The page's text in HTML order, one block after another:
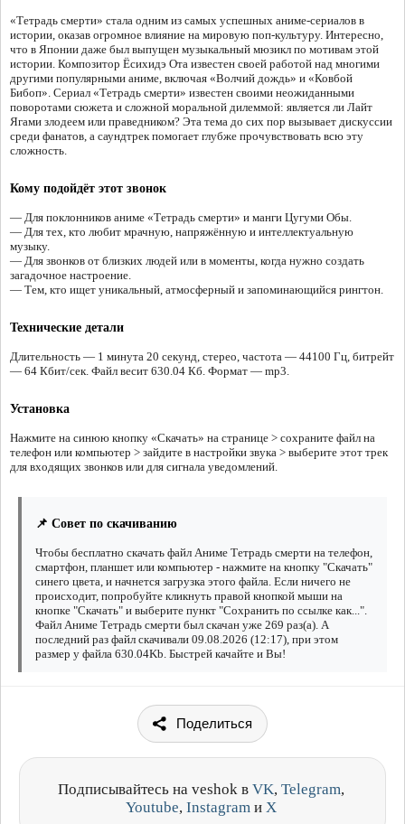
«Тетрадь смерти» стала одним из самых успешных аниме-сериалов в
истории, оказав огромное влияние на мировую поп-культуру. Интересно,
что в Японии даже был выпущен музыкальный мюзикл по мотивам этой
истории. Композитор Ёсихидэ Ота известен своей работой над многими
другими популярными аниме, включая «Волчий дождь» и «Ковбой
Бибоп». Сериал «Тетрадь смерти» известен своими неожиданными
поворотами сюжета и сложной моральной дилеммой: является ли Лайт
Ягами злодеем или праведником? Эта тема до сих пор вызывает дискуссии
среди фанатов, а саундтрек помогает глубже прочувствовать всю эту
сложность.
Кому подойдёт этот звонок
— Для поклонников аниме «Тетрадь смерти» и манги Цугуми Обы.
— Для тех, кто любит мрачную, напряжённую и интеллектуальную
музыку.
— Для звонков от близких людей или в моменты, когда нужно создать
загадочное настроение.
— Тем, кто ищет уникальный, атмосферный и запоминающийся рингтон.
Технические детали
Длительность — 1 минута 20 секунд, стерео, частота — 44100 Гц, битрейт
— 64 Кбит/сек. Файл весит 630.04 Кб. Формат — mp3.
Установка
Нажмите на синюю кнопку «Скачать» на странице > сохраните файл на
телефон или компьютер > зайдите в настройки звука > выберите этот трек
для входящих звонков или для сигнала уведомлений.
📌 Совет по скачиванию
Чтобы бесплатно скачать файл Аниме Тетрадь смерти на телефон,
смартфон, планшет или компьютер - нажмите на кнопку "Скачать"
синего цвета, и начнется загрузка этого файла. Если ничего не
происходит, попробуйте кликнуть правой кнопкой мыши на
кнопке "Скачать" и выберите пункт "Сохранить по ссылке как...".
Файл Аниме Тетрадь смерти был скачан уже 269 раз(а). А
последний раз файл скачивали 09.08.2026 (12:17), при этом
размер у файла 630.04Kb. Быстрей качайте и Вы!
Поделиться
Подписывайтесь на veshok в VK, Telegram,
Youtube, Instagram и X